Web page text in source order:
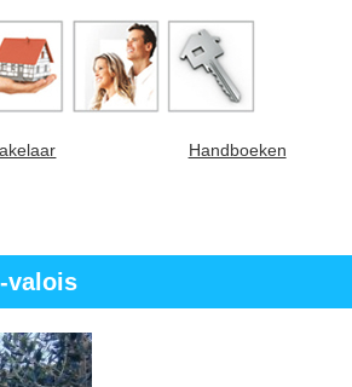
Handboeken
valois